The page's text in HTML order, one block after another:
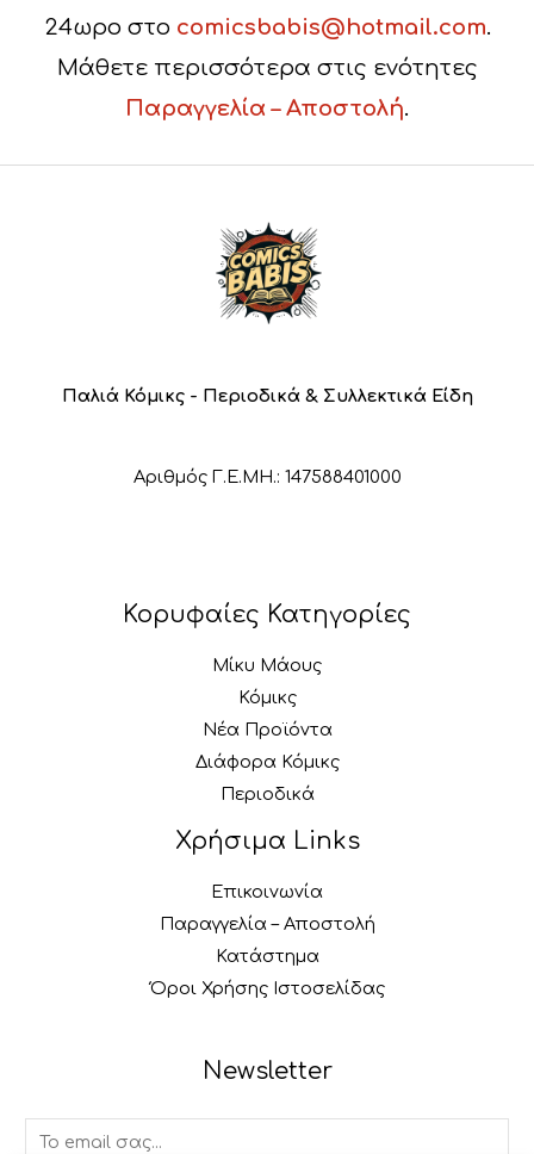
24ωρο στο comicsbabis@hotmail.com.
Μάθετε περισσότερα στις ενότητες
Παραγγελία – Αποστολή.
Παλιά Κόμικς - Περιοδικά & Συλλεκτικά Είδη
Αριθμός Γ.Ε.ΜΗ.: 147588401000
Κορυφαίες Κατηγορίες
Μίκυ Μάους
Κόμικς
Νέα Προϊόντα
Διάφορα Κόμικς
Περιοδικά
Χρήσιμα Links
Επικοινωνία
Παραγγελία – Αποστολή
Κατάστημα
Όροι Χρήσης Ιστοσελίδας
Newsletter